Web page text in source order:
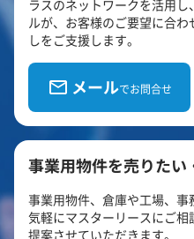
ラスのネットワークを活用
ルが、お客様のご要望に合
しをご支援します。
メールでお問合せ
事業用物件を売りたい
事業用物件、倉庫や工場、事
気軽にマスターリースにご
提案させていただきます。